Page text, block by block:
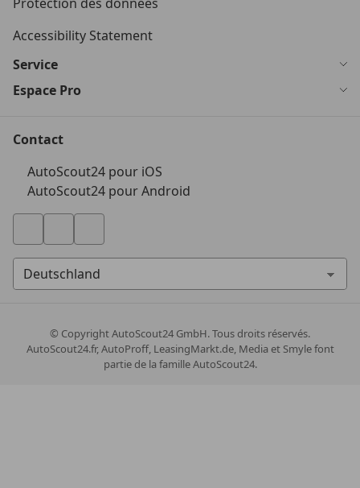
Accessibility Statement
Service
Espace Pro
Contact
AutoScout24 pour iOS
AutoScout24 pour Android
© CopyrightAutoScout24 GmbH. Tous droits réservés.
AutoScout24.fr, AutoProff, LeasingMarkt.de, Media et Smyle font
partie de la famille AutoScout24.